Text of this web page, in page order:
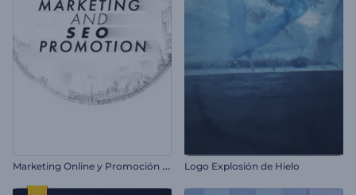
M
arketing Online y Promoción SEO Logo Explosión de Hielo